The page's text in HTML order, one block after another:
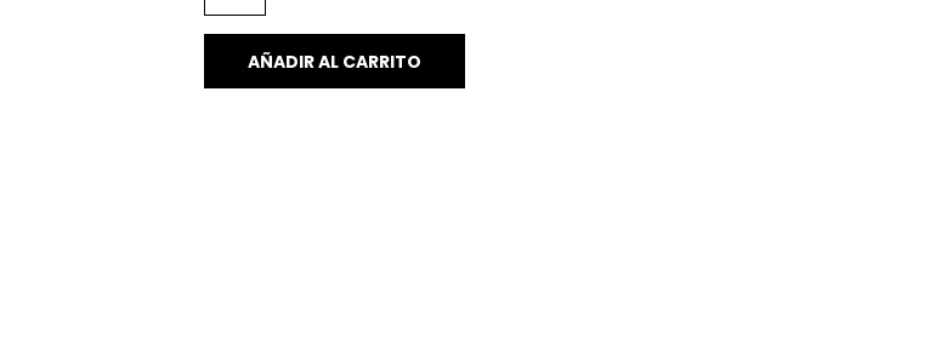
AÑADIR AL CARRITO